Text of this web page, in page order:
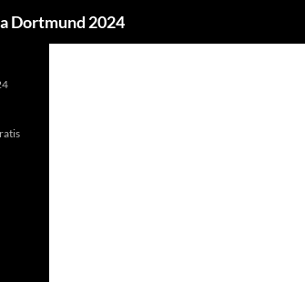
Dortmund 2024